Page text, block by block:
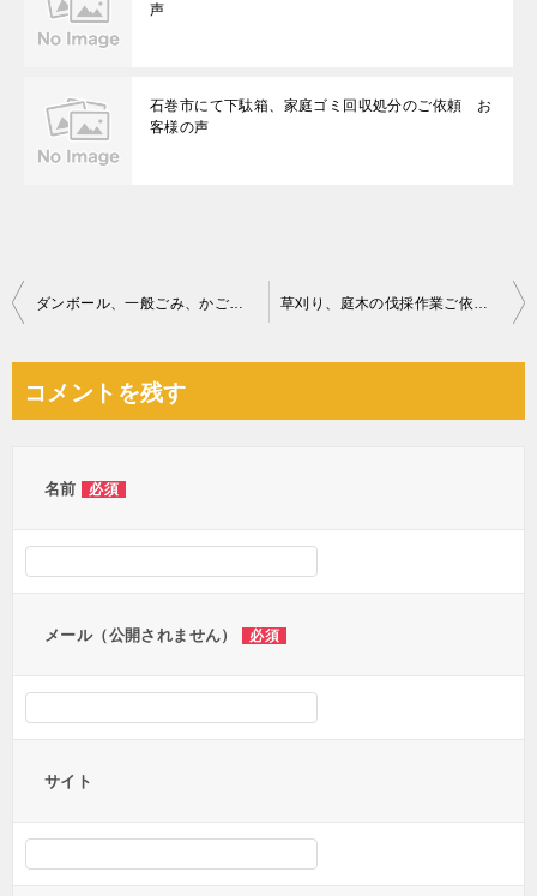
声
石巻市にて下駄箱、家庭ゴミ回収処分のご依頼 お
客様の声
投
ビ
ョ
ダンボール、一般ごみ、かご、収納ケース、雑誌、大型家具等の回収 草刈り、庭木の伐採作業ご依頼 お客様の声
コメントを残す
名前 必須
メール（公開されません） 必須
サイト